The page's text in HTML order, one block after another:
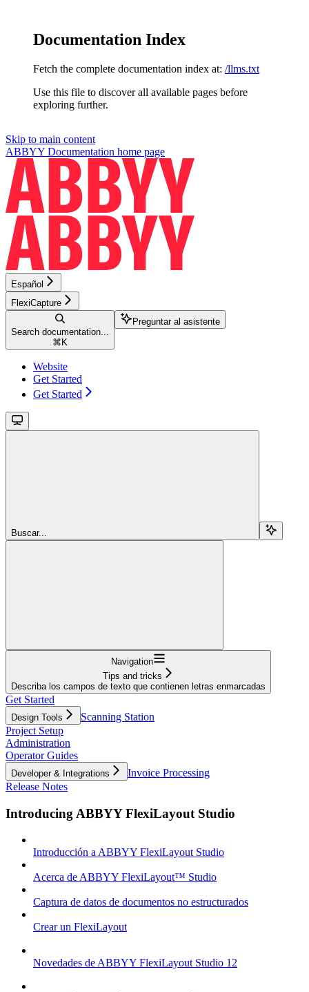
Documentation Index
Fetch the complete documentation index at: /llms.txt
Use this file to discover all available pages before
exploring further.
Skip to main content
ABBYY Documentation home page
Español
FlexiCapture
Search documentation...
⌘ K
Preguntar al asistente
Website
Get Started
Get Started
Buscar...
Navigation
Tips and tricks
Describa los campos de texto que contienen letras enmarcadas
Get Started
Design Tools
Scanning Station
Project Setup
Administration
Operator Guides
Developer & Integrations
Invoice Processing
Release Notes
Introducing ABBYY FlexiLayout Studio
Introducción a ABBYY FlexiLayout Studio
Acerca de ABBYY FlexiLayout™ Studio
Captura de datos de documentos no estructurados
Crear un FlexiLayout
Novedades de ABBYY FlexiLayout Studio 12